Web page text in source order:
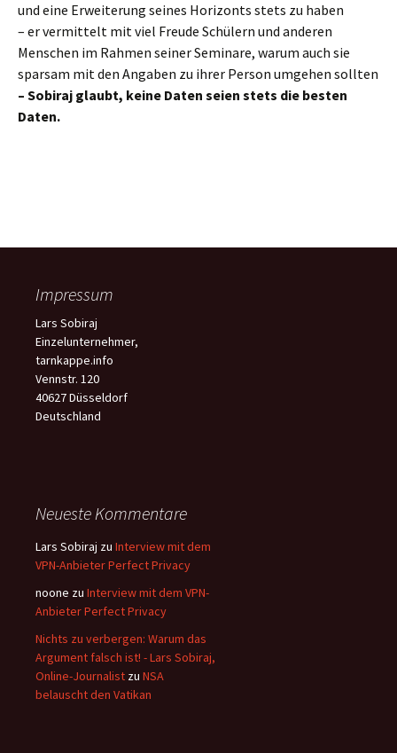
und eine Erweiterung seines Horizonts stets zu haben
– er vermittelt mit viel Freude Schülern und anderen
Menschen im Rahmen seiner Seminare, warum auch sie
sparsam mit den Angaben zu ihrer Person umgehen sollten
– Sobiraj glaubt, keine Daten seien stets die besten
Daten.
Impressum
Lars Sobiraj
Einzelunternehmer,
tarnkappe.info
Vennstr. 120
40627 Düsseldorf
Deutschland
Neueste Kommentare
Lars Sobiraj zu Interview mit dem
VPN-Anbieter Perfect Privacy
noone zu Interview mit dem VPN-
Anbieter Perfect Privacy
Nichts zu verbergen: Warum das
Argument falsch ist! - Lars Sobiraj,
Online-Journalist zu NSA
belauscht den Vatikan